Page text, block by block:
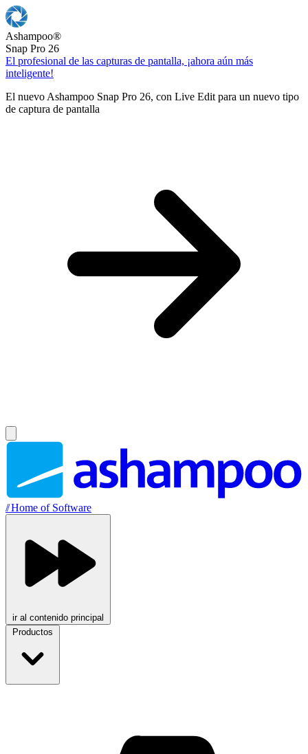
Ashampoo®
Snap Pro 26
El profesional de las capturas de pantalla, ¡ahora aún más
inteligente!
El nuevo Ashampoo Snap Pro 26, con Live Edit para un nuevo tipo
de captura de pantalla
//Home of Software
ir al contenido principal
Productos